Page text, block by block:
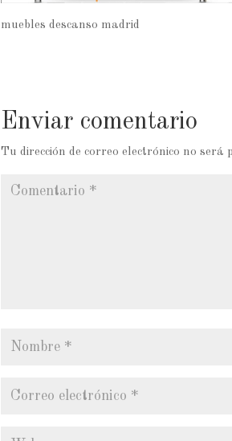
muebles descanso madrid
Enviar comentario
Tu dirección de correo electrónico no será